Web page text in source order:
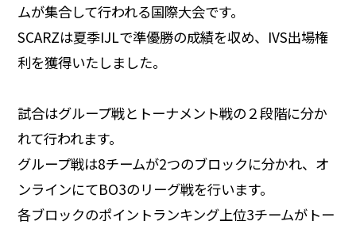
ムが集合して行われる国際大会です。
SCARZは夏季IJLで準優勝の成績を収め、IVS出場権
利を獲得いたしました。
試合はグループ戦とトーナメント戦の２段階に分か
れて行われます。
グループ戦は8チームが2つのブロックに分かれ、オ
ンラインにてBO3のリーグ戦を行います。
各ブロックのポイントランキング上位3チームがトー